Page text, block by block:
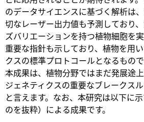
のデータサイエンスに基づく解析は
切なレーザー出力値も予測しており
ズバリエーションを持つ植物細胞を
重要な指針も示しており、植物を用
クスの標準プロトコールとなるもので
本成果は、植物分野ではまだ発展途
ジェネティクスの重要なブレークス
と言えます。なお、本研究は以下に
のを抜粋）による成果です。